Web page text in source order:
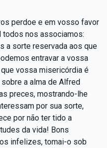
perdoe e em vosso favor
todos nos associamos:
a sorte reservada aos que
entravar a vossa
vossa misericórdia é
a alma de Alfred
preces, mostrando-lhe
por sua sorte,
por não ter tido a
da vida! Bons
infelizes, tomai-o sob